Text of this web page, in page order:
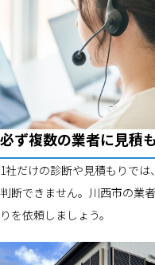
必ず複数の業者に見積
1社だけの診断や見積もりで
判断できません。川西市の業
りを依頼しましょう。